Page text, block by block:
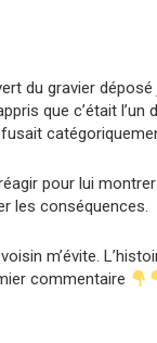
du gravier
que c’était l’un
pour lui
les conséquences.
m’évite.
commentaire